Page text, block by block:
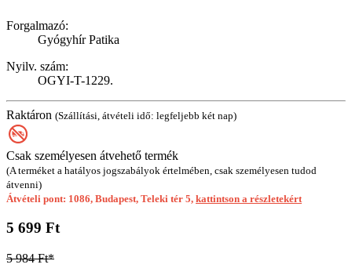
Forgalmazó:
Gyógyhír Patika
Nyilv. szám:
OGYI-T-1229.
Raktáron (Szállítási, átvételi idő: legfeljebb két nap)
Csak személyesen átvehető termék
(A terméket a hatályos jogszabályok értelmében, csak személyesen tudod
átvenni)
Átvételi pont: 1086, Budapest, Teleki tér 5, kattintson a részletekért
5 699 Ft
5 984 Ft*